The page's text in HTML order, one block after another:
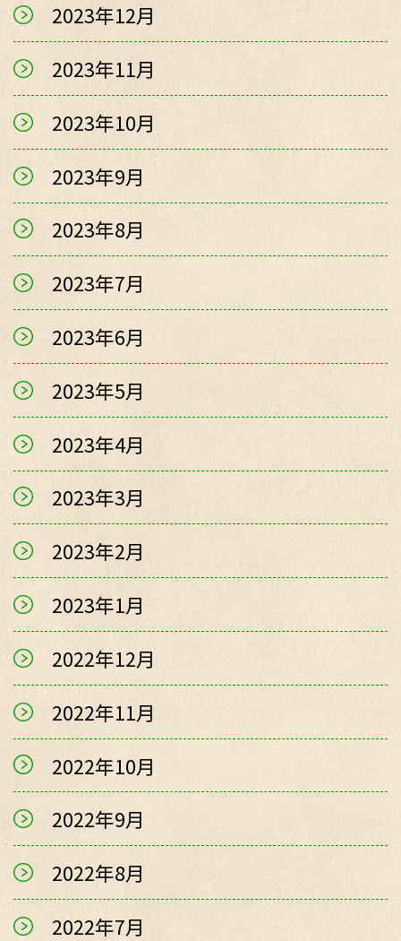
2023年12月
2023年11月
2023年10月
2023年9月
2023年8月
2023年7月
2023年6月
2023年5月
2023年4月
2023年3月
2023年2月
2023年1月
2022年12月
2022年11月
2022年10月
2022年9月
2022年8月
2022年7月